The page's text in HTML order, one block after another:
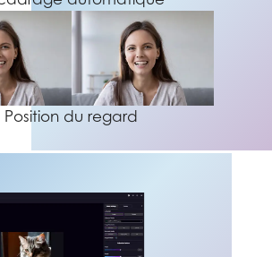
Position du regard